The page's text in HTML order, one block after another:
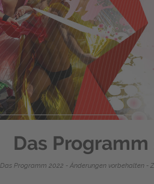
Das Programm
Das Programm 2022 - Änderungen vorbehalten -